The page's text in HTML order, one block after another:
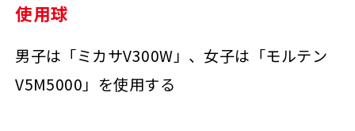
使用球
男子は「ミカサV300W」、女子は「モルテン
V5M5000」を使用する